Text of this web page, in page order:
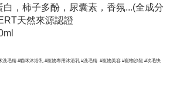
，柿子多酚，尿囊素，香氛...(全成分
天然來源認證
洗毛精 #貓咪沐浴乳 #寵物專用沐浴乳 #洗毛精 #寵物美容 #寵物沙龍 #吹毛快